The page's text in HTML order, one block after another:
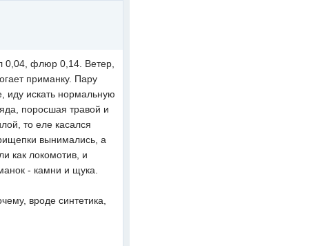
0,04, флюр 0,14. Ветер,
приманку. Пару
искать нормальную
поросшая травой и
то еле касался
вынимались, а
как локомотив, и
- камни и щука.
вроде синтетика,